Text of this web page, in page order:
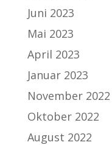
Juni 2023
Mai 2023
April 2023
Januar 2023
November 2022
Oktober 2022
August 2022